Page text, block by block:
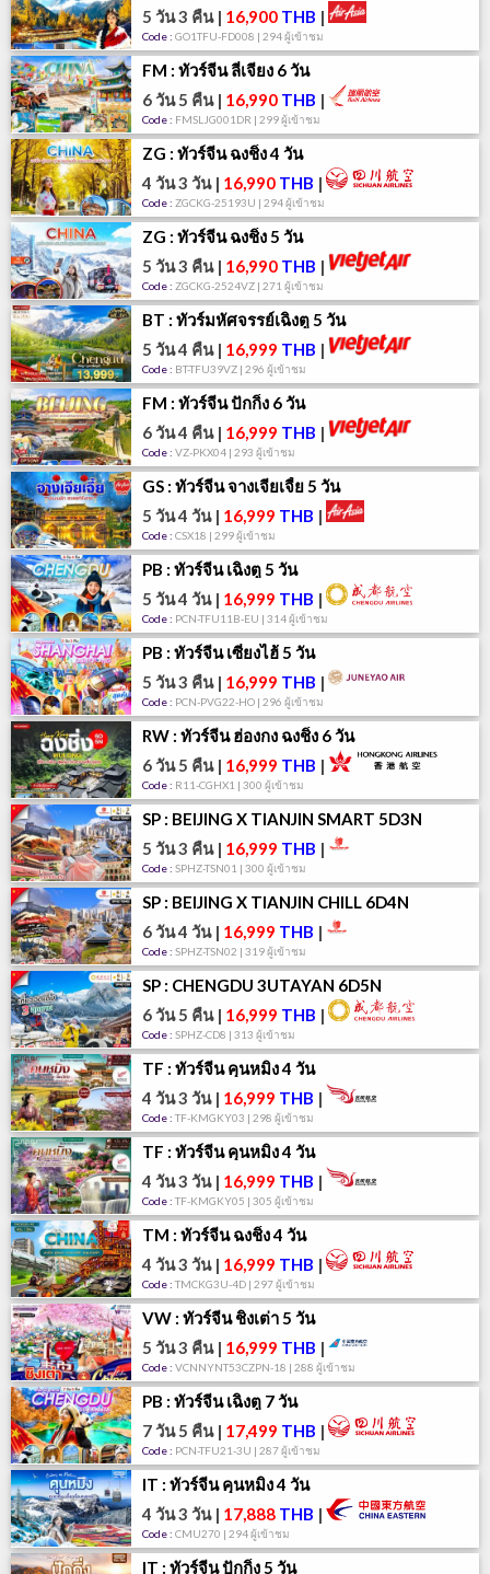
5 วัน 3 คืน| 16,900 THB |
Code : GO1TFU-FD008 | 294 ผู้เข้าชม
FM : ทัวร์จีน ลี่เจียง 6 วัน
6 วัน 5 คืน| 16,990 THB |
Code : FMSLJG001DR | 299 ผู้เข้าชม
ZG : ทัวร์จีน ฉงชิ่ง 4 วัน
4 วัน 3 วัน| 16,990 THB |
Code : ZGCKG-25193U | 294 ผู้เข้าชม
ZG : ทัวร์จีน ฉงชิ่ง 5 วัน
5 วัน 3 คืน| 16,990 THB |
Code : ZGCKG-2524VZ | 271 ผู้เข้าชม
BT : ทัวร์มหัศจรรย์เฉิงตู 5 วัน
5 วัน 4 คืน| 16,999 THB |
Code : BT-TFU39VZ | 296 ผู้เข้าชม
FM : ทัวร์จีน ปักกิ่ง 6 วัน
6 วัน 4 คืน| 16,999 THB |
Code : VZ-PKX04 | 293 ผู้เข้าชม
GS : ทัวร์จีน จางเจียเจี้ย 5 วัน
5 วัน 4 วัน| 16,999 THB |
Code : CSX18 | 299 ผู้เข้าชม
PB : ทัวร์จีน เฉิงตู 5 วัน
5 วัน 4 วัน| 16,999 THB |
Code : PCN-TFU11B-EU | 314 ผู้เข้าชม
PB : ทัวร์จีน เซี่ยงไฮ้ 5 วัน
5 วัน 3 คืน| 16,999 THB |
Code : PCN-PVG22-HO | 296 ผู้เข้าชม
RW : ทัวร์จีน ฮ่องกง ฉงชิ่ง 6 วัน
6 วัน 5 คืน| 16,999 THB |
Code : R11-CGHX1 | 300 ผู้เข้าชม
SP : BEIJING X TIANJIN SMART 5D3N
5 วัน 3 คืน| 16,999 THB |
Code : SPHZ-TSN01 | 300 ผู้เข้าชม
SP : BEIJING X TIANJIN CHILL 6D4N
6 วัน 4 วัน| 16,999 THB |
Code : SPHZ-TSN02 | 319 ผู้เข้าชม
SP : CHENGDU 3UTAYAN 6D5N
6 วัน 5 คืน| 16,999 THB |
Code : SPHZ-CD8 | 313 ผู้เข้าชม
TF : ทัวร์จีน คุนหมิง 4 วัน
4 วัน 3 วัน| 16,999 THB |
Code : TF-KMGKY03 | 298 ผู้เข้าชม
TF : ทัวร์จีน คุนหมิง 4 วัน
4 วัน 3 วัน| 16,999 THB |
Code : TF-KMGKY05 | 305 ผู้เข้าชม
TM : ทัวร์จีน ฉงชิ่ง 4 วัน
4 วัน 3 วัน| 16,999 THB |
Code : TMCKG3U-4D | 297 ผู้เข้าชม
VW : ทัวร์จีน ชิงเต่า 5 วัน
5 วัน 3 คืน| 16,999 THB |
Code : VCNNYNT53CZPN-18 | 288 ผู้เข้าชม
PB : ทัวร์จีน เฉิงตู 7 วัน
7 วัน 5 คืน| 17,499 THB |
Code : PCN-TFU21-3U | 287 ผู้เข้าชม
IT : ทัวร์จีน คุนหมิง 4 วัน
4 วัน 3 วัน| 17,888 THB |
Code : CMU270 | 294 ผู้เข้าชม
IT : ทัวร์จีน ปักกิ่ง 5 วัน